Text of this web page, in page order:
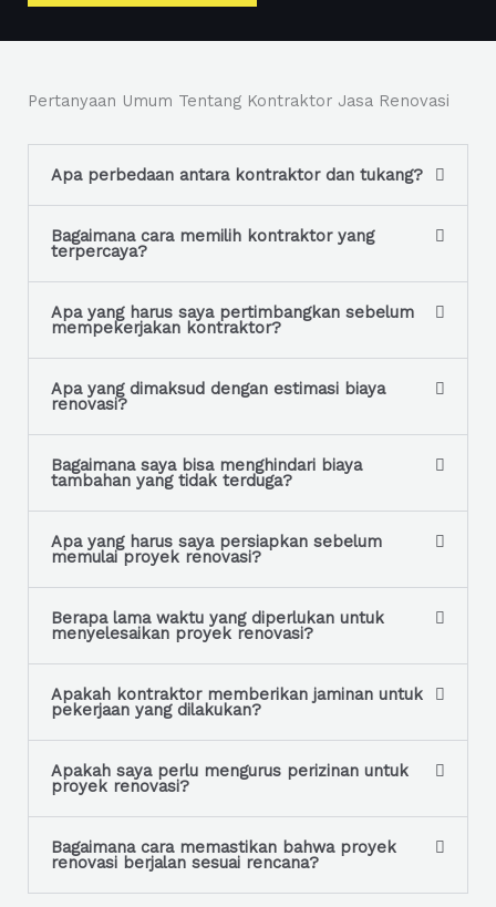
T
x
s
a
Pertanyaan Umum Tentang Kontraktor Jasa Renovasi
Apa perbedaan antara kontraktor dan tukang?
Bagaimana cara memilih kontraktor yang
terpercaya?
Apa yang harus saya pertimbangkan sebelum
mempekerjakan kontraktor?
Apa yang dimaksud dengan estimasi biaya
renovasi?
Bagaimana saya bisa menghindari biaya
tambahan yang tidak terduga?
Apa yang harus saya persiapkan sebelum
memulai proyek renovasi?
Berapa lama waktu yang diperlukan untuk
menyelesaikan proyek renovasi?
Apakah kontraktor memberikan jaminan untuk
pekerjaan yang dilakukan?
Apakah saya perlu mengurus perizinan untuk
proyek renovasi?
Bagaimana cara memastikan bahwa proyek
renovasi berjalan sesuai rencana?